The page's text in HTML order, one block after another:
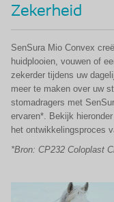
Zekerheid
SenSura Mio Convex
huidplooien, vouwen of
zekerder tijdens uw
meer te maken over uw
stomadragers met
ervaren*. Bekijk
het ontwikkelingsproces
*Bron: CP232 Coloplast